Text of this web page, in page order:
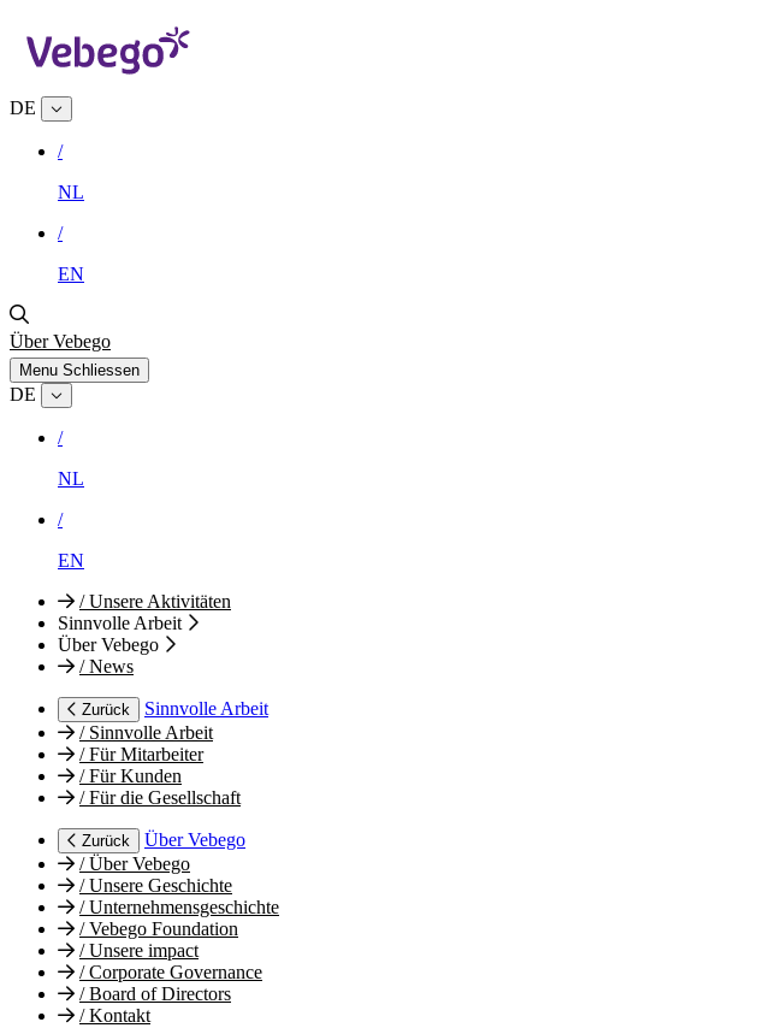
DE
/
NL
/
EN
Über Vebego
Menu Schliessen
DE
/
NL
/
EN
/Unsere Aktivitäten
Sinnvolle Arbeit
Über Vebego
/News
Zurück
Sinnvolle Arbeit
/Sinnvolle Arbeit
/Für Mitarbeiter
/Für Kunden
/Für die Gesellschaft
Zurück
Über Vebego
/Über Vebego
/Unsere Geschichte
/Unternehmensgeschichte
/Vebego Foundation
/Unsere impact
/Corporate Governance
/Board of Directors
/Kontakt